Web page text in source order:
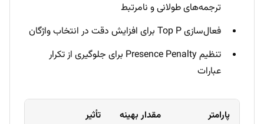
ترجمه‌های طولانی و نامرتبط
فعال‌سازی Top P برای افزایش دقت در انتخاب واژگان
تنظیم Presence Penalty برای جلوگیری از تکرار
عبارات
پارامتر مقدار بهینه تأثیر